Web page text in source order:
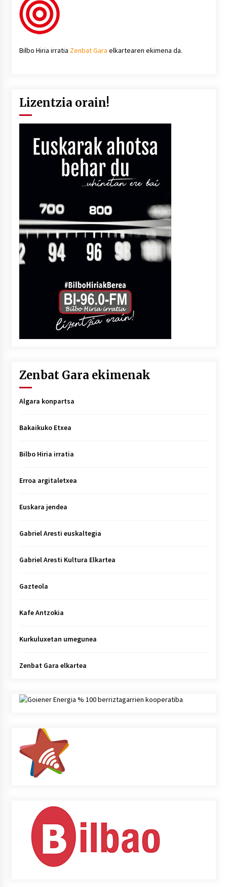
Bilbo Hiria irratia Zenbat Gara elkartearen ekimena da.
Lizentzia orain!
Zenbat Gara ekimenak
Algara konpartsa
Bakaikuko Etxea
Bilbo Hiria irratia
Erroa argitaletxea
Euskara jendea
Gabriel Aresti euskaltegia
Gabriel Aresti Kultura Elkartea
Gazteola
Kafe Antzokia
Kurkuluxetan umegunea
Zenbat Gara elkartea